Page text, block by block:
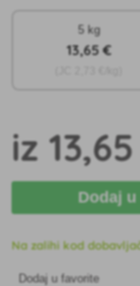
5 kg
13,65 €
iz13
Dodaj
Na zalihi kod
Dodaj u favorite